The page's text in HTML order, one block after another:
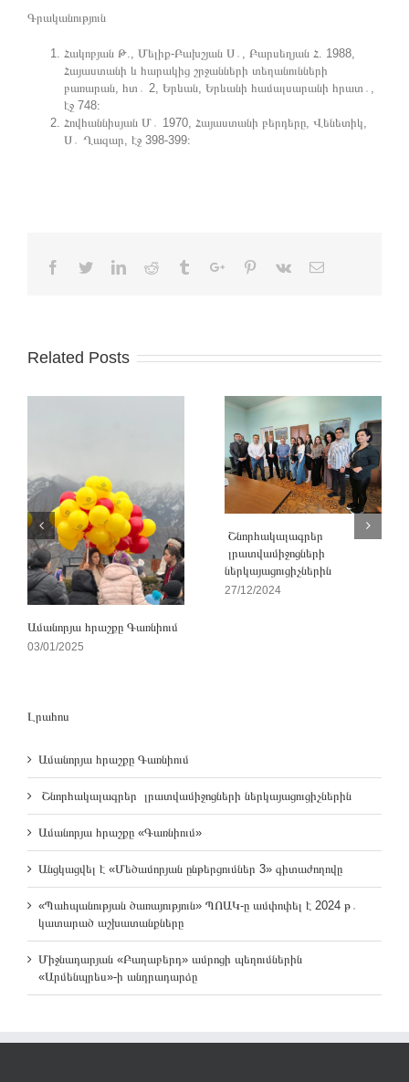
Գրականություն
Հակոբյան Թ., Մելիք-Բախշյան Ս․, Բարսեղյան Հ. 1988,
Հայաստանի և հարակից շրջանների տեղանունների
բառարան, հտ․ 2, Երևան, Երևանի համալսարանի հրատ․,
էջ 748։
Հովհաննիսյան Մ․ 1970, Հայաստանի բերդերը, Վենետիկ,
Ս․ Ղազար, էջ 398-399։
Facebook
TwitterLinkedinReddit TumblrGoogle+Pinterest
Vk Email
Related Posts
Ամանորյա հրաշքը Գառնիում
03/01/2025
Շնորհակալագրեր
լրատվամիջոցների
ներկայացուցիչներին
27/12/2024
Լրահոս
Ամանորյա հրաշքը Գառնիում
Շնորհակալագրեր լրատվամիջոցների ներկայացուցիչներին
Ամանորյա հրաշքը «Գառնիում»
Անցկացվել է «Մեծամորյան ընթերցումներ 3» գիտաժողովը
«Պահպանության ծառայություն» ՊՈԱԿ-ը ամփոփել է 2024 թ․
կատարած աշխատանքները
Միջնադարյան «Բաղաբերդ» ամրոցի պեղումներին
«Արմենպրես»-ի անդրադարձը